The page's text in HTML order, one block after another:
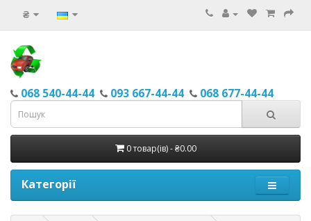
₴
068 540-44-44 093 667-44-44 068 677-44-44
0 товар(ів) - ₴0.00
Категорії